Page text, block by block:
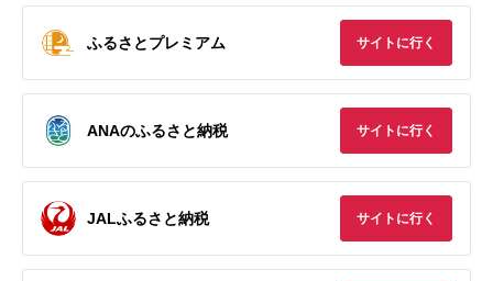
ふるさとプレミアム サイトに行く
ANAのふるさと納税 サイトに行く
JALふるさと納税 サイトに行く